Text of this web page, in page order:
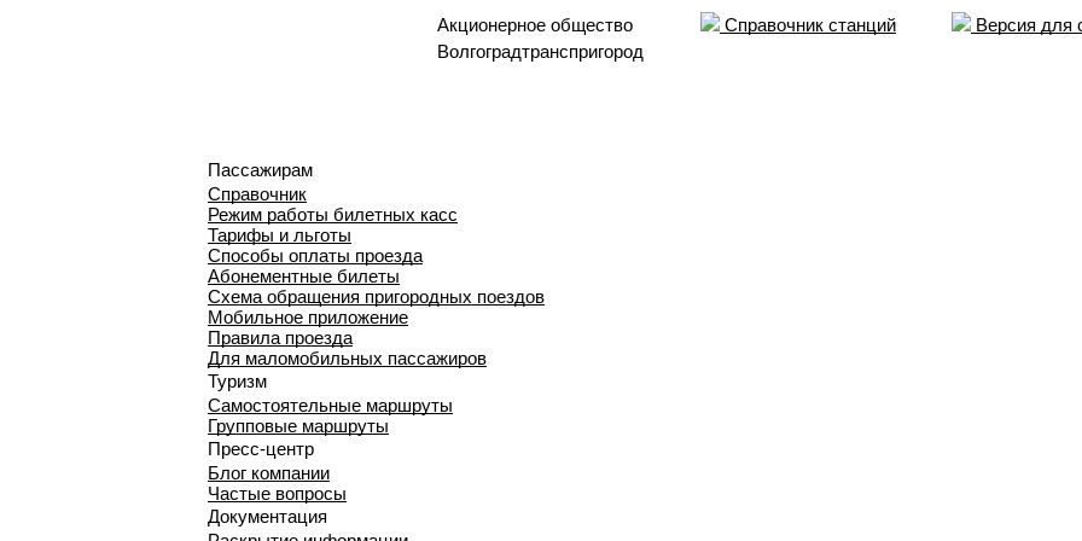
Акционерное общество
Волгоградтранспригород
Справочник станций Версия для
Пассажирам
Справочник
Режим работы билетных касс
Тарифы и льготы
Способы оплаты проезда
Абонементные билеты
Схема обращения пригородных поездов
Мобильное приложение
Правила проезда
Для маломобильных пассажиров
Туризм
Самостоятельные маршруты
Групповые маршруты
Пресс-центр
Блог компании
Частые вопросы
Документация